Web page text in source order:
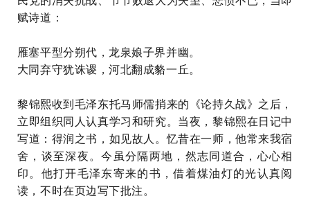
赋诗道：
雁塞平型分朔代，龙泉娘子界并幽。
大同弃守犹诛谡，河北翻成貉一丘。
黎锦熙收到毛泽东托马师儒捎来的《论持久战》之后，
立即组织同人认真学习和研究。当夜，黎锦熙在日记中
写道：得润之书，如见故人。忆昔在一师，他常来我宿
舍，谈至深夜。今虽分隔两地，然志同道合，心心相
印。他打开毛泽东寄来的书，借着煤油灯的光认真阅
读，不时在页边写下批注。